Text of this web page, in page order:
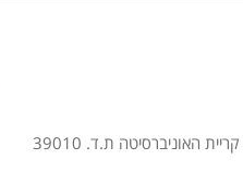
האוניברסיטה ת.ד. 39010